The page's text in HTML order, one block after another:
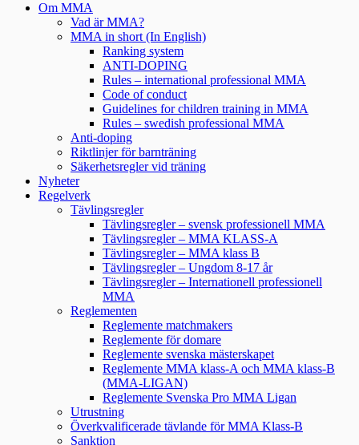
Om MMA
Vad är MMA?
MMA in short (In English)
Ranking system
ANTI-DOPING
Rules – international professional MMA
Code of conduct
Guidelines for children training in MMA
Rules – swedish professional MMA
Anti-doping
Riktlinjer för barnträning
Säkerhetsregler vid träning
Nyheter
Regelverk
Tävlingsregler
Tävlingsregler – svensk professionell MMA
Tävlingsregler – MMA KLASS-A
Tävlingsregler – MMA klass B
Tävlingsregler – Ungdom 8-17 år
Tävlingsregler – Internationell professionell
MMA
Reglementen
Reglemente matchmakers
Reglemente för domare
Reglemente svenska mästerskapet
Reglemente MMA klass-A och MMA klass-B
(MMA-LIGAN)
Reglemente Svenska Pro MMA Ligan
Utrustning
Överkvalificerade tävlande för MMA Klass-B
Sanktion